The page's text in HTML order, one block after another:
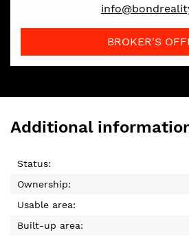
BROKER'S
Additional
Status:
Ownership:
Usable area:
Built-up area: